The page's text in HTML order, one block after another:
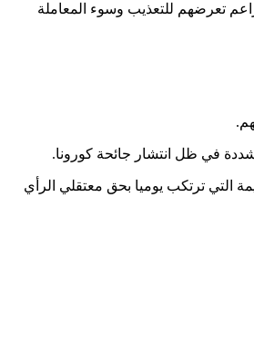
تعرضهم للتعذيب وسوء المعاملة
في ظل انتشار جائحة كورونا.
التي ترتكب يوميا بحق معتقلي الرأي